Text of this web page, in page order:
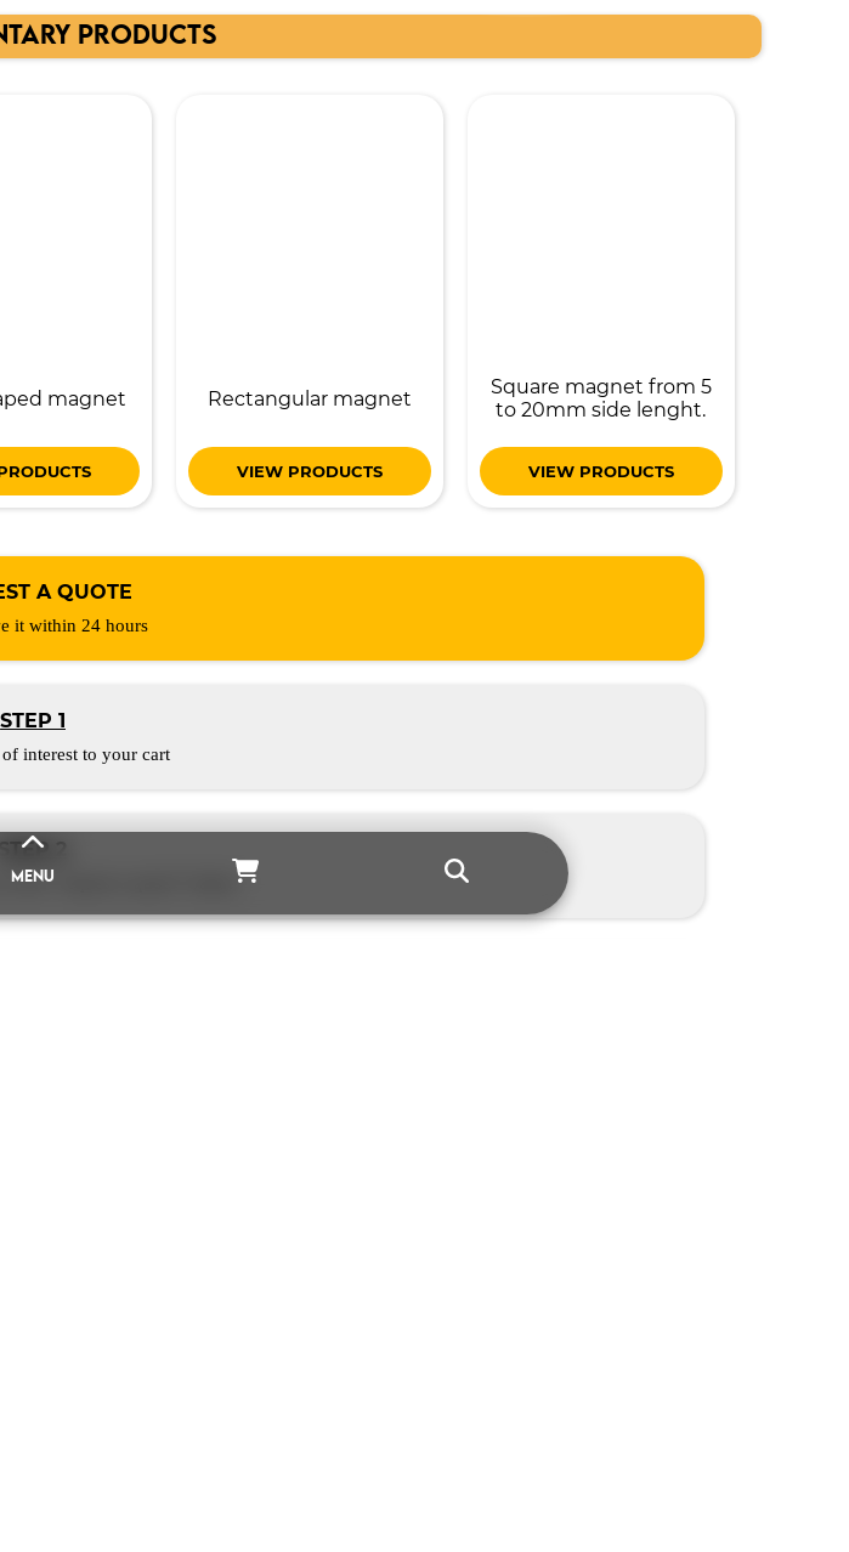
MENU
PRODUCTS
magnet Rectangular magnet
VIEW PRODUCTS
Square magnet from 5
to 20mm side lenght.
VIEW PRODUCTS
A QUOTE
it within 24 hours
STEP 1
interest to your cart
STEP 2
the “request a quote” button